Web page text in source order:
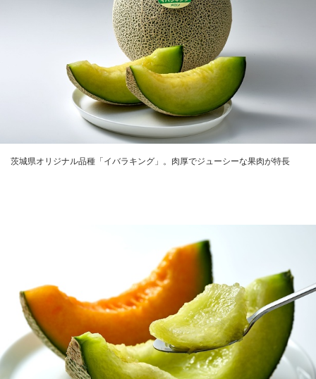
茨城県オリジナル品種「イバラキング」。肉厚でジューシーな果肉が特長